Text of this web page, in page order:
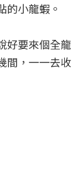
的小龍蝦。
好要來個全龍
間，一一去收